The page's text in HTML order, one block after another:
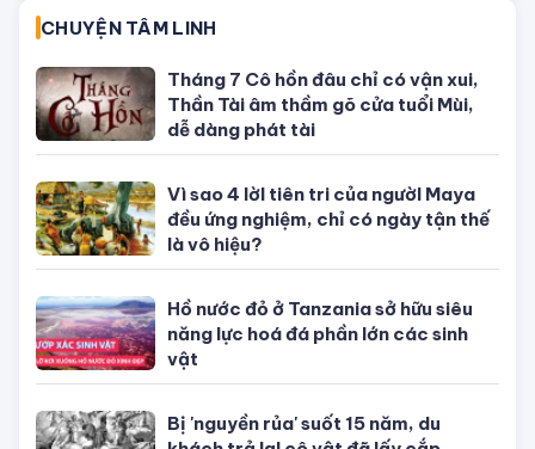
SỐ ĐẸP THEO NGÀY
Con số may mắn ngày hôm nay
04/08/2026 của 12 con giáp
Con số may mắn ngày hôm nay
03/08/2026 của 12 con giáp
Con số may mắn ngày hôm nay
02/08/2026 của 12 con giáp
Con số may mắn ngày hôm nay
01/08/2026 của 12 con giáp